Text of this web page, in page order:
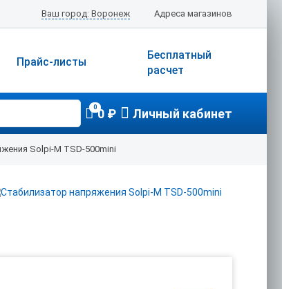
Адреса магазинов
Ваш город: Воронеж
Бесплатный
расчет
Прайс-листы
00 ₽ Личный кабинет
Solpi-M TSD-500mini